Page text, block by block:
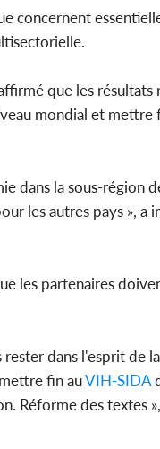
concernent
que les résultats
mondial et mettre
dans la sous-région
les autres pays », a
les partenaires
dans l'esprit de
fin auVIH-SIDA
Réforme des textes